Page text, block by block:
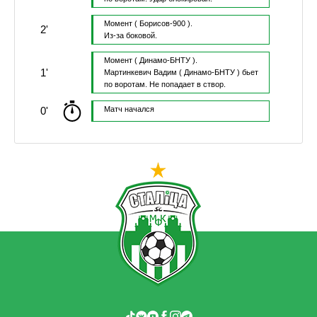
2' Момент ( Борисов-900 ).
Из-за боковой.
1'
Момент ( Динамо-БНТУ ).
Мартинкевич Вадим ( Динамо-БНТУ ) бьет
по воротам.
Не попадает в створ.
0' Матч начался